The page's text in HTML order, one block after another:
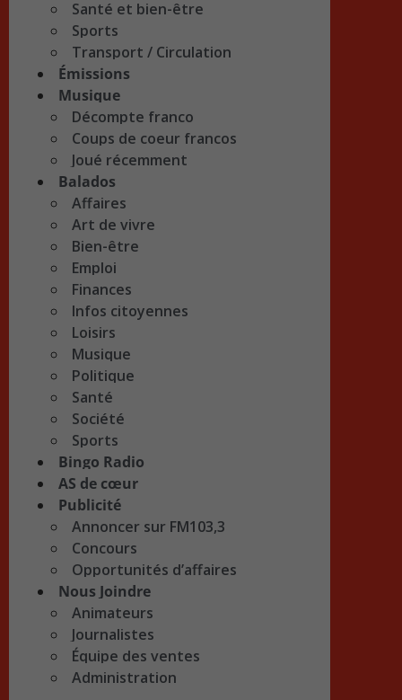
Santé et bien-être
Sports
Transport / Circulation
Émissions
Musique
Décompte franco
Coups de coeur francos
Joué récemment
Balados
Affaires
Art de vivre
Bien-être
Emploi
Finances
Infos citoyennes
Loisirs
Musique
Politique
Santé
Société
Sports
Bingo Radio
AS de cœur
Publicité
Annoncer sur FM103,3
Concours
Opportunités d’affaires
Nous Joindre
Animateurs
Journalistes
Équipe des ventes
Administration